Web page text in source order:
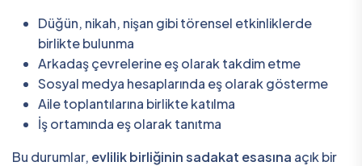
Düğün, nikah, nişan gibi törensel etkinliklerde
birlikte bulunma
Arkadaş çevrelerine eş olarak takdim etme
Sosyal medya hesaplarında eş olarak gösterme
Aile toplantılarına birlikte katılma
İş ortamında eş olarak tanıtma
Bu durumlar, evlilik birliğinin sadakat esasına açık bir